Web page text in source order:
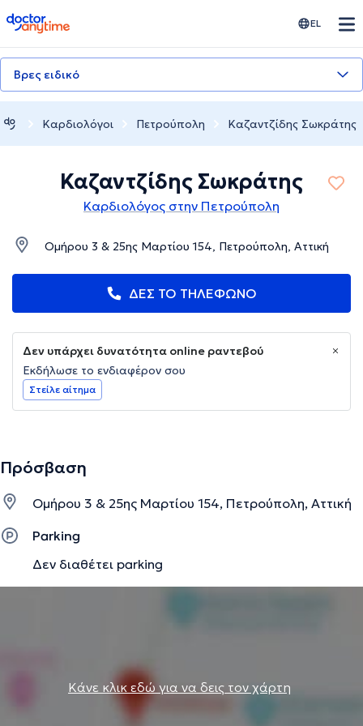
doctoranytime EL
Βρες ειδικό
Καρδιολόγοι Πετρούπολη Καζαντζίδης Σωκράτης
Καζαντζίδης Σωκράτης
Καρδιολόγος στην Πετρούπολη
Ομήρου 3 & 25ης Μαρτίου 154, Πετρούπολη, Αττική
ΔΕΣ ΤΟ ΤΗΛΕΦΩΝΟ
Δεν υπάρχει δυνατότητα online ραντεβού
Εκδήλωσε το ενδιαφέρον σου
Στείλε αίτημα
Πρόσβαση
Ομήρου 3 & 25ης Μαρτίου 154, Πετρούπολη, Αττική
Parking
Δεν διαθέτει parking
Κάνε κλικ εδώ για να δεις τον χάρτη